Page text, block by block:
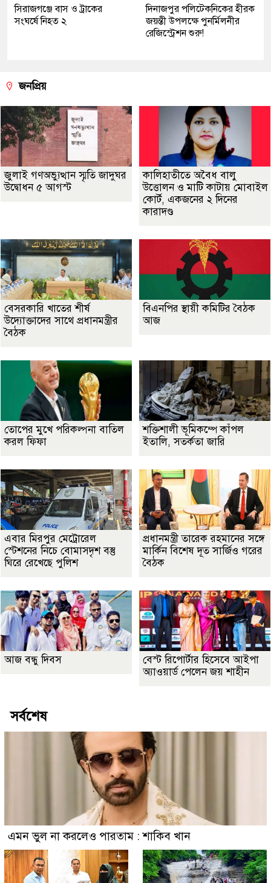
সিরাজগঞ্জে বাস ও ট্রাকের
সংঘর্ষে নিহত ২
দিনাজপুর পলিটেকনিকের হীরক
জয়ন্তী উপলক্ষে পুনর্মিলনীর
রেজিস্ট্রেশন শুরু!
জনপ্রিয়
জুলাই গণঅভ্যুত্থান স্মৃতি জাদুঘর
উদ্বোধন ৫ আগস্ট
কালিহাতীতে অবৈধ বালু
উত্তোলন ও মাটি কাটায় মোবাইল
কোর্ট, একজনের ২ দিনের
কারাদণ্ড
বেসরকারি খাতের শীর্ষ
উদ্যোক্তাদের সাথে প্রধানমন্ত্রীর
বৈঠক
বিএনপির স্থায়ী কমিটির বৈঠক
আজ
তোপের মুখে পরিকল্পনা বাতিল
করল ফিফা
শক্তিশালী ভূমিকম্পে কাঁপল
ইতালি, সতর্কতা জারি
এবার মিরপুর মেট্রোরেল
স্টেশনের নিচে বোমাসদৃশ বস্তু
ঘিরে রেখেছে পুলিশ
প্রধানমন্ত্রী তারেক রহমানের সঙ্গে
মার্কিন বিশেষ দূত সার্জিও গরের
বৈঠক
আজ বন্ধু দিবস
বেস্ট রিপোর্টার হিসেবে আইপা
অ্যাওয়ার্ড পেলেন জয় শাহীন
সর্বশেষ
এমন ভুল না করলেও পারতাম : শাকিব খান